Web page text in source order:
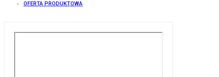
OFERTA PRODUKTOWA